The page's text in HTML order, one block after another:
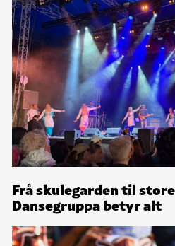
Frå skulegarden til
Dansegruppa betyr alt